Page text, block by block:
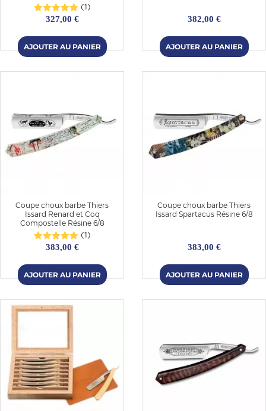
(1)
327,00 € 382,00 €
Coupe choux barbe Thiers
Issard Renard et Coq
Compostelle Résine 6/8
(1)
383,00 €
Coupe choux barbe Thiers
Issard Spartacus Résine 6/8
383,00 €